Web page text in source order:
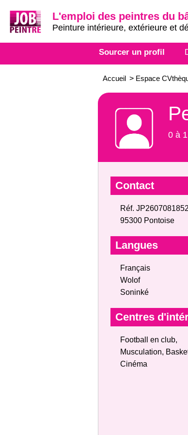
L'emploi des peintres du
Peinture intérieure, extérieure et
Sourcer un profil
Accueil > Espace
0 à
Contact
Réf. JP2607081852
95300 Pontoise
Langues
Français
Wolof
Soninké
Centres
Football en club,
Musculation,
Cinéma